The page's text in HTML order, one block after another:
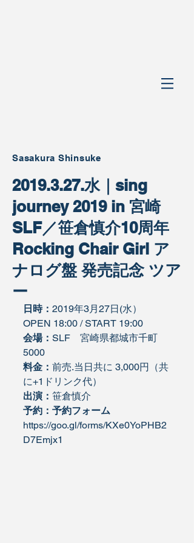
Sasakura Shinsuke
2019.3.27.水｜sing
journey 2019 in 宮崎
SLF／笹倉慎介10周年
Rocking Chair Girl ア
ナログ盤 発売記念 ツア
ー
日時： 2019年3月27日(水）
OPEN 18:00 / START 19:00
会場： SLF 宮崎県都城市千町
5000
料金： 前売.当日共に 3,000円（共
に+1ドリンク代）
出演： 笹倉慎介
予約：予約フォーム
https://goo.gl/forms/KXe0YoPHB2
D7Emjx1